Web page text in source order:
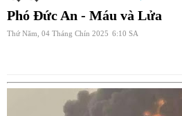
Phó Đức An - Máu và Lửa
Thứ Năm, 04 Tháng Chín 2025 6:10 SA